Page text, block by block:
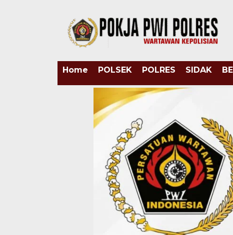
Home POLSEK POLRES SIDAK